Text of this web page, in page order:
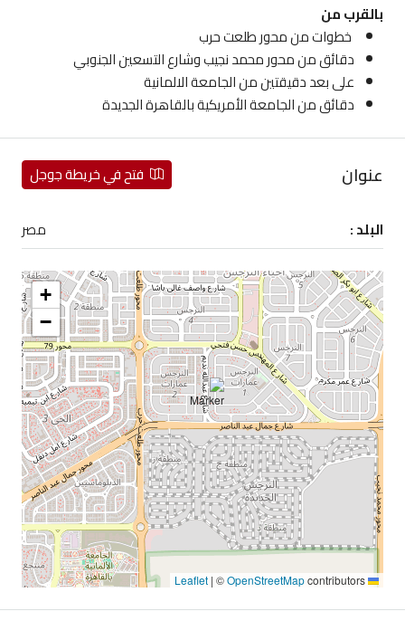
بالقرب من
خطوات من محور طلعت حرب
دقائق من محور محمد نجيب وشارع التسعين الجنوبي
على بعد دقيقتين من الجامعة الالمانية
دقائق من الجامعة الأمريكية بالقاهرة الجديدة
عنوان فتح في خريطة جوجل
البلد : مصر
+
−
| ©OpenStreetMapcontributors